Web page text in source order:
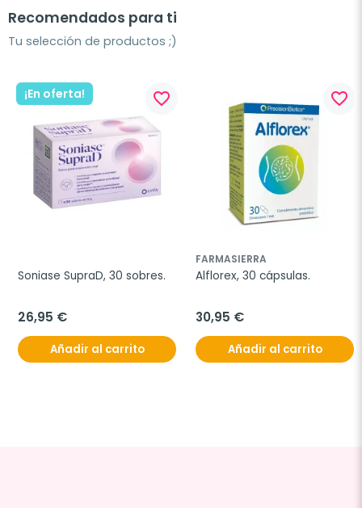
Recomendados para ti
Tu selección de productos ;)
¡En oferta! favorite_border
Soniase SupraD, 30 sobres.
26,95 €
Añadir al carrito
favorite_border
FARMASIERRA
Alflorex, 30 cápsulas.
30,95 €
Añadir al carrito